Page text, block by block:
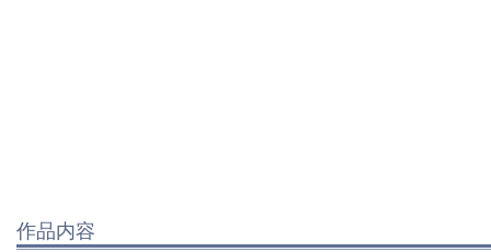
作品内容